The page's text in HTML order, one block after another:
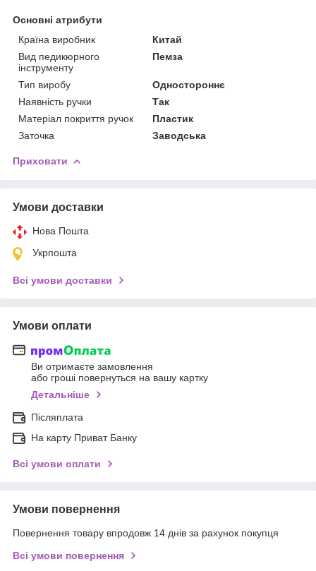
Основні атрибути
Країна виробник
Китай
Вид педикюрного
інструменту
Пемза
Тип виробу
Одностороннє
Наявність ручки
Так
Матеріал покриття ручок
Пластик
Заточка
Заводська
Приховати
Умови доставки
Нова Пошта
Укрпошта
Всі умови доставки
Умови оплати
Ви отримаєте замовлення
або гроші повернуться на вашу картку
Детальніше
Післяплата
На карту Приват Банку
Всі умови оплати
Умови повернення
Повернення товару впродовж 14 днів за рахунок покупця
Всі умови повернення